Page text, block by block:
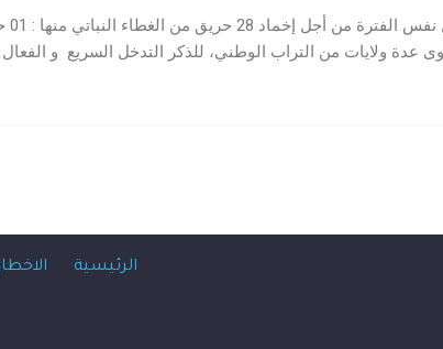
و 02 حريق النخيل، على مستوى عدة ولايات من التراب الوطني، للذكر التدخل
الرئيسية